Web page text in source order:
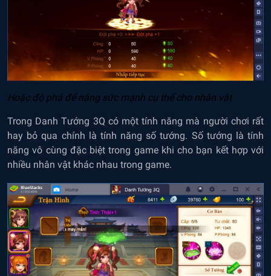
Hoặc độ phá để nâng sức mạnh cụ thể cho nhân vật
Trong Danh Tướng 3Q có một tính năng mà người chơi rất
hay bỏ qua chính là tính năng số tướng. Số tướng là tính
năng vô cùng đặc biệt trong game khi cho bạn kết hợp với
nhiều nhân vật khác nhau trong game.